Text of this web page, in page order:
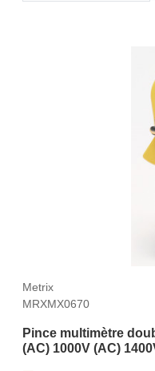
Metrix
MRXMX0670
Pince multimètre
(AC) 1000V (AC)